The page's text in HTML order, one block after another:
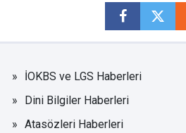
İOKBS ve LGS Haberleri
Dini Bilgiler Haberleri
Atasözleri Haberleri